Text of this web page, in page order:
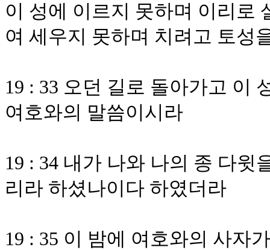
이 성에 이르지 못하며 이리로
여 세우지 못하며 치려고 토성
19 : 33 오던 길로 돌아가고 이
여호와의 말씀이시라
19 : 34 내가 나와 나의 종 다윗
리라 하셨나이다 하였더라
19 : 35 이 밤에 여호와의 사자